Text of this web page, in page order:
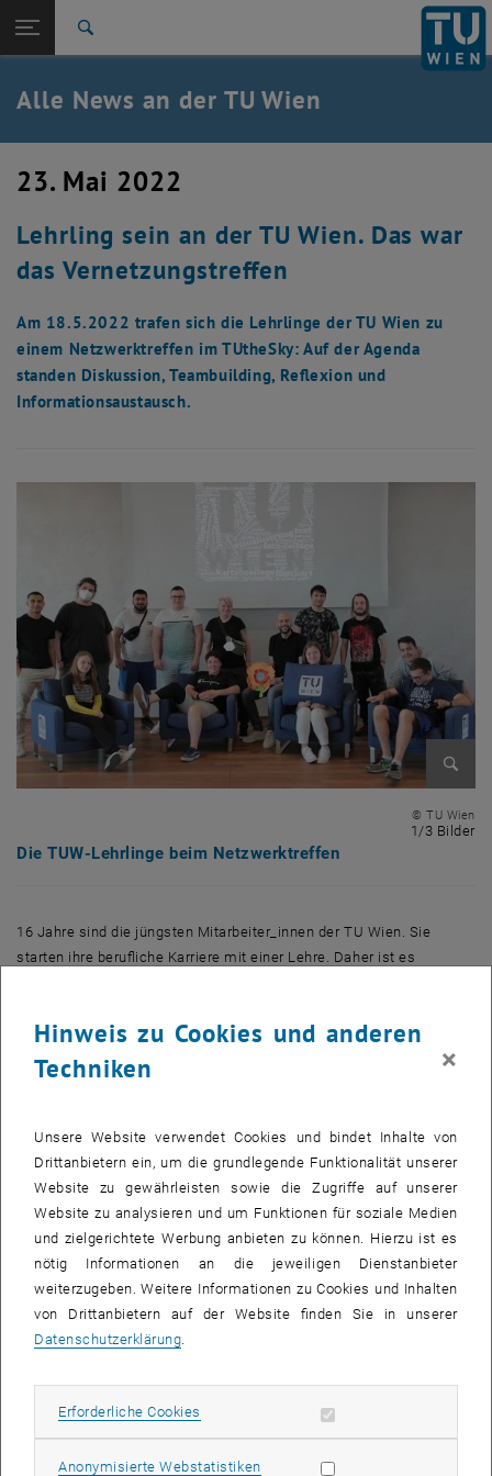
TU Login
Quicklinks
Quicklinks-Menü umschalten
Studium
Karriere
Zurück: Subseiten von TU Wien Startseite auflisten
Zurück zur letzten Ebene:
TU Wien Startseite
Übersicht
Alle News an der TU Wien
23. Mai 2022
Lehrling sein an der TU Wien. Das war
das Vernetzungstreffen
Am 18.5.2022 trafen sich die Lehrlinge der TU Wien zu
einem Netzwerktreffen im TUtheSky: Auf der Agenda
standen Diskussion, Teambuilding, Reflexion und
Informationsaustausch.
© TU Wien
1/3 Bilder
Die TUW-Lehrlinge beim Netzwerktreffen
16 Jahre sind die jüngsten Mitarbeiter_innen der TU Wien. Sie
starten ihre berufliche Karriere mit einer Lehre. Daher ist es
dass dies eine Erfolgsgeschichte wird und organisierten ein
Netzwerktreffen, das zwei Jahre nach Beginn der Pandemie wieder
präsent stattfinden konnte – was alle Anwesenden sehr freute!
Lehrlingsausbildner_innen aus den unterschiedlichsten Lehrberufen
gefolgt,CoachChristof Strasser ( Dynamic Workshops, öffnet eine
) führte durch
den Tag. Ziel war es, in einem inspirierenden und motivierenden
Rahmen Möglichkeiten zur Vernetzung zu schaffen, Ideen und
Vorschlägen der jungen Kolleg_innen Raum zu geben, das
Lehrlings
team zu stärken und sich mit der Rolle imTeamund der
TU Wien als Arbeitgeberin auseinanderzusetzen.
das TUW-Team, denTrainer
und das Vernetzungsprojekt vor. Sie
betonte in ihrer Begrüßungsrede die Bedeutung von
Persönlichkeitsentwicklung und die Wichtigkeit von Austausch und
Hinweis zu Cookies und anderen
Techniken
×
Unsere Website verwendet Cookies und bindet Inhalte von
Drittanbietern ein, um die grundlegende Funktionalität unserer
Website zu gewährleisten sowie die Zugriffe auf unserer
Website zu analysieren und um Funktionen für soziale Medien
und zielgerichtete Werbung anbieten zu können. Hierzu ist es
nötig Informationen an die jeweiligen Dienstanbieter
weiterzugeben. Weitere Informationen zu Cookies und Inhalten
von Drittanbietern auf der Website finden Sie in unserer
Datenschutzerklärung
Erforderliche Cookies Erforderliche Cookies zulassen
Anonymisierte WebstatistikenStatistik Cookies zulassen